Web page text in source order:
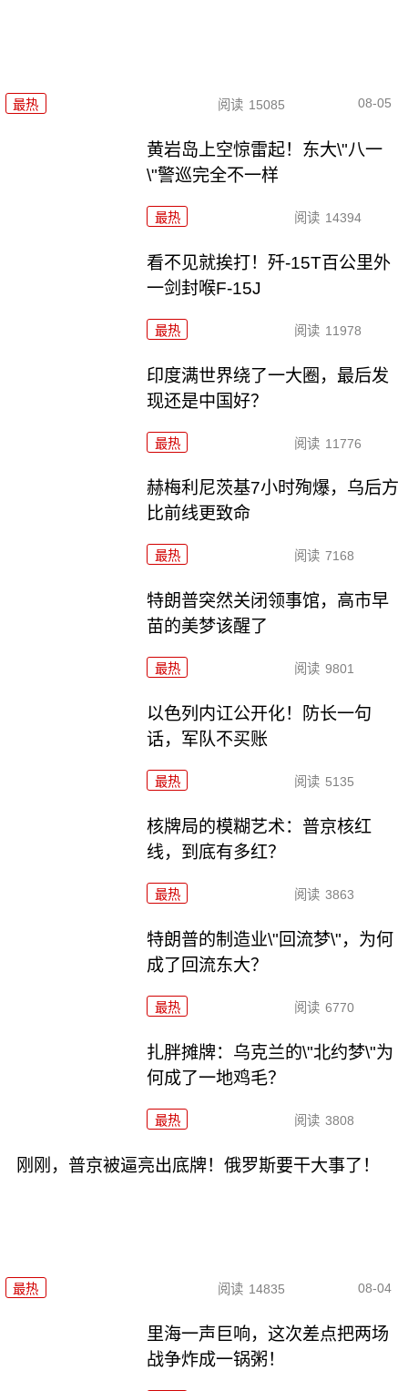
最热 阅读 15085 08-05
黄岩岛上空惊雷起！东大\"八一
\"警巡完全不一样
最热 阅读 14394
看不见就挨打！歼-15T百公里外
一剑封喉F-15J
最热 阅读 11978
印度满世界绕了一大圈，最后发
现还是中国好？
最热 阅读 11776
赫梅利尼茨基7小时殉爆，乌后方
比前线更致命
最热 阅读 7168
特朗普突然关闭领事馆，高市早
苗的美梦该醒了
最热 阅读 9801
以色列内讧公开化！防长一句
话，军队不买账
最热 阅读 5135
核牌局的模糊艺术：普京核红
线，到底有多红？
最热 阅读 3863
特朗普的制造业\"回流梦\"，为何
成了回流东大？
最热 阅读 6770
扎胖摊牌：乌克兰的\"北约梦\"为
何成了一地鸡毛？
最热 阅读 3808
刚刚，普京被逼亮出底牌！俄罗斯要干大事了！
最热 阅读 14835 08-04
里海一声巨响，这次差点把两场
战争炸成一锅粥！